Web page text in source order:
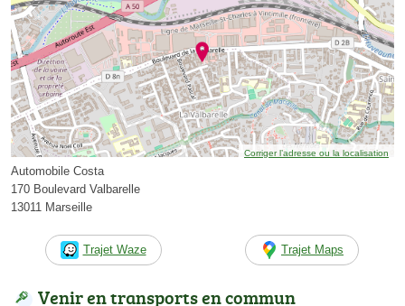
Corriger l’adresse ou la localisation
Automobile Costa
170 Boulevard Valbarelle
13011 Marseille
Trajet Waze Trajet Maps
Venir en transports en commun